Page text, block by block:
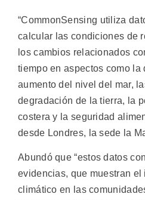
“CommonSensing utiliza
calcular las condiciones de
los cambios relacionados
tiempo en aspectos como la
aumento del nivel del mar,
degradación de la tierra, la
costera y la seguridad
desde Londres, la sede la
Abundó que “estos datos
evidencias, que muestran el
climático en las